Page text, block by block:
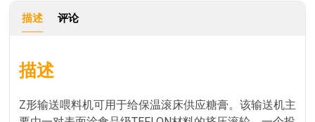
描述 评论
描述
Z形输送喂料机可用于给保温滚床供应糖膏。该输送机主